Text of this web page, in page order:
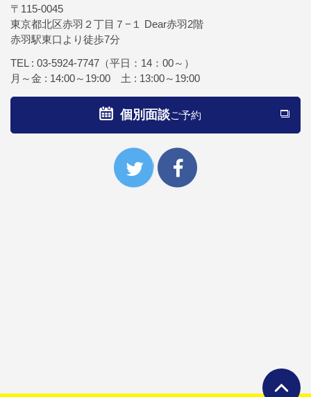
〒115-0045
東京都北区赤羽２丁目７−１ Dear赤羽2階
赤羽駅東口より徒歩7分
TEL : 03-5924-7747 （平日：14：00～）
月～金 : 14:00～19:00 土 : 13:00～19:00
個別面談ご予約